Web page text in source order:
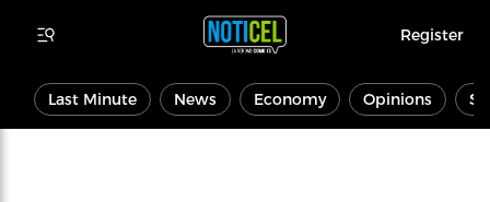
Register
Last Minute News Economy Opinions